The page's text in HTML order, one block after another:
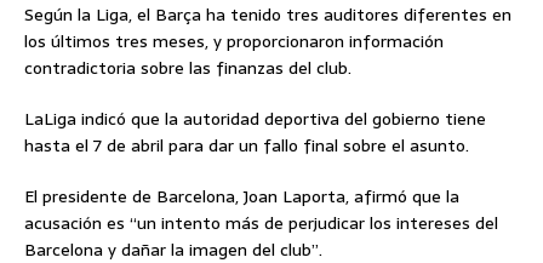
Según la Liga, el Barça ha tenido tres auditores diferentes en
los últimos tres meses, y proporcionaron información
contradictoria sobre las finanzas del club.
LaLiga indicó que la autoridad deportiva del gobierno tiene
hasta el 7 de abril para dar un fallo final sobre el asunto.
El presidente de Barcelona, Joan Laporta, afirmó que la
acusación es “un intento más de perjudicar los intereses del
Barcelona y dañar la imagen del club”.